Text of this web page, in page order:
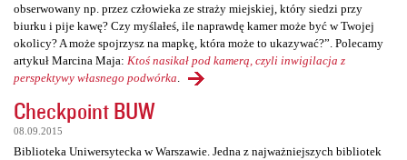
obserwowany np. przez człowieka ze straży miejskiej, który siedzi przy
biurku i pije kawę? Czy myślałeś, ile naprawdę kamer może być w Twojej
okolicy? A może spojrzysz na mapkę, która może to ukazywać?”. Polecamy
artykuł Marcina Maja: Ktoś nasikał pod kamerą, czyli inwigilacja z
perspektywy własnego podwórka
Checkpoint BUW
08.09.2015
Biblioteka Uniwersytecka w Warszawie. Jedna z najważniejszych bibliotek